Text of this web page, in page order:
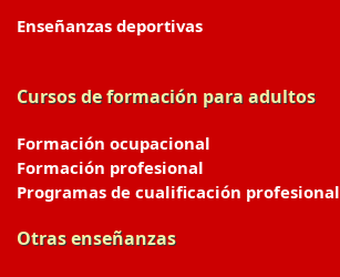
Enseñanzas deportivas
Cursos de formación para adultos
Formación ocupacional
Formación profesional
Programas de cualificación profesional
Otras enseñanzas